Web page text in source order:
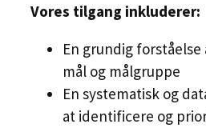
Vores tilgang inkluderer:
En grundig
mål og målgruppe
En systematisk og
at identificere og